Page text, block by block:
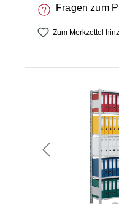
Fragen zum
Zum Merkzettel